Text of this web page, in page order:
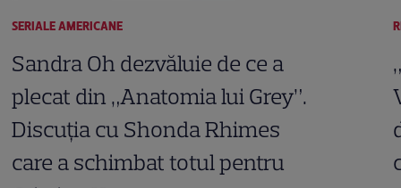
SERIALE AMERICANE
Sandra Oh dezvăluie de ce a
plecat din „Anatomia lui Grey”.
Discuția cu Shonda Rhimes
care a schimbat totul pentru